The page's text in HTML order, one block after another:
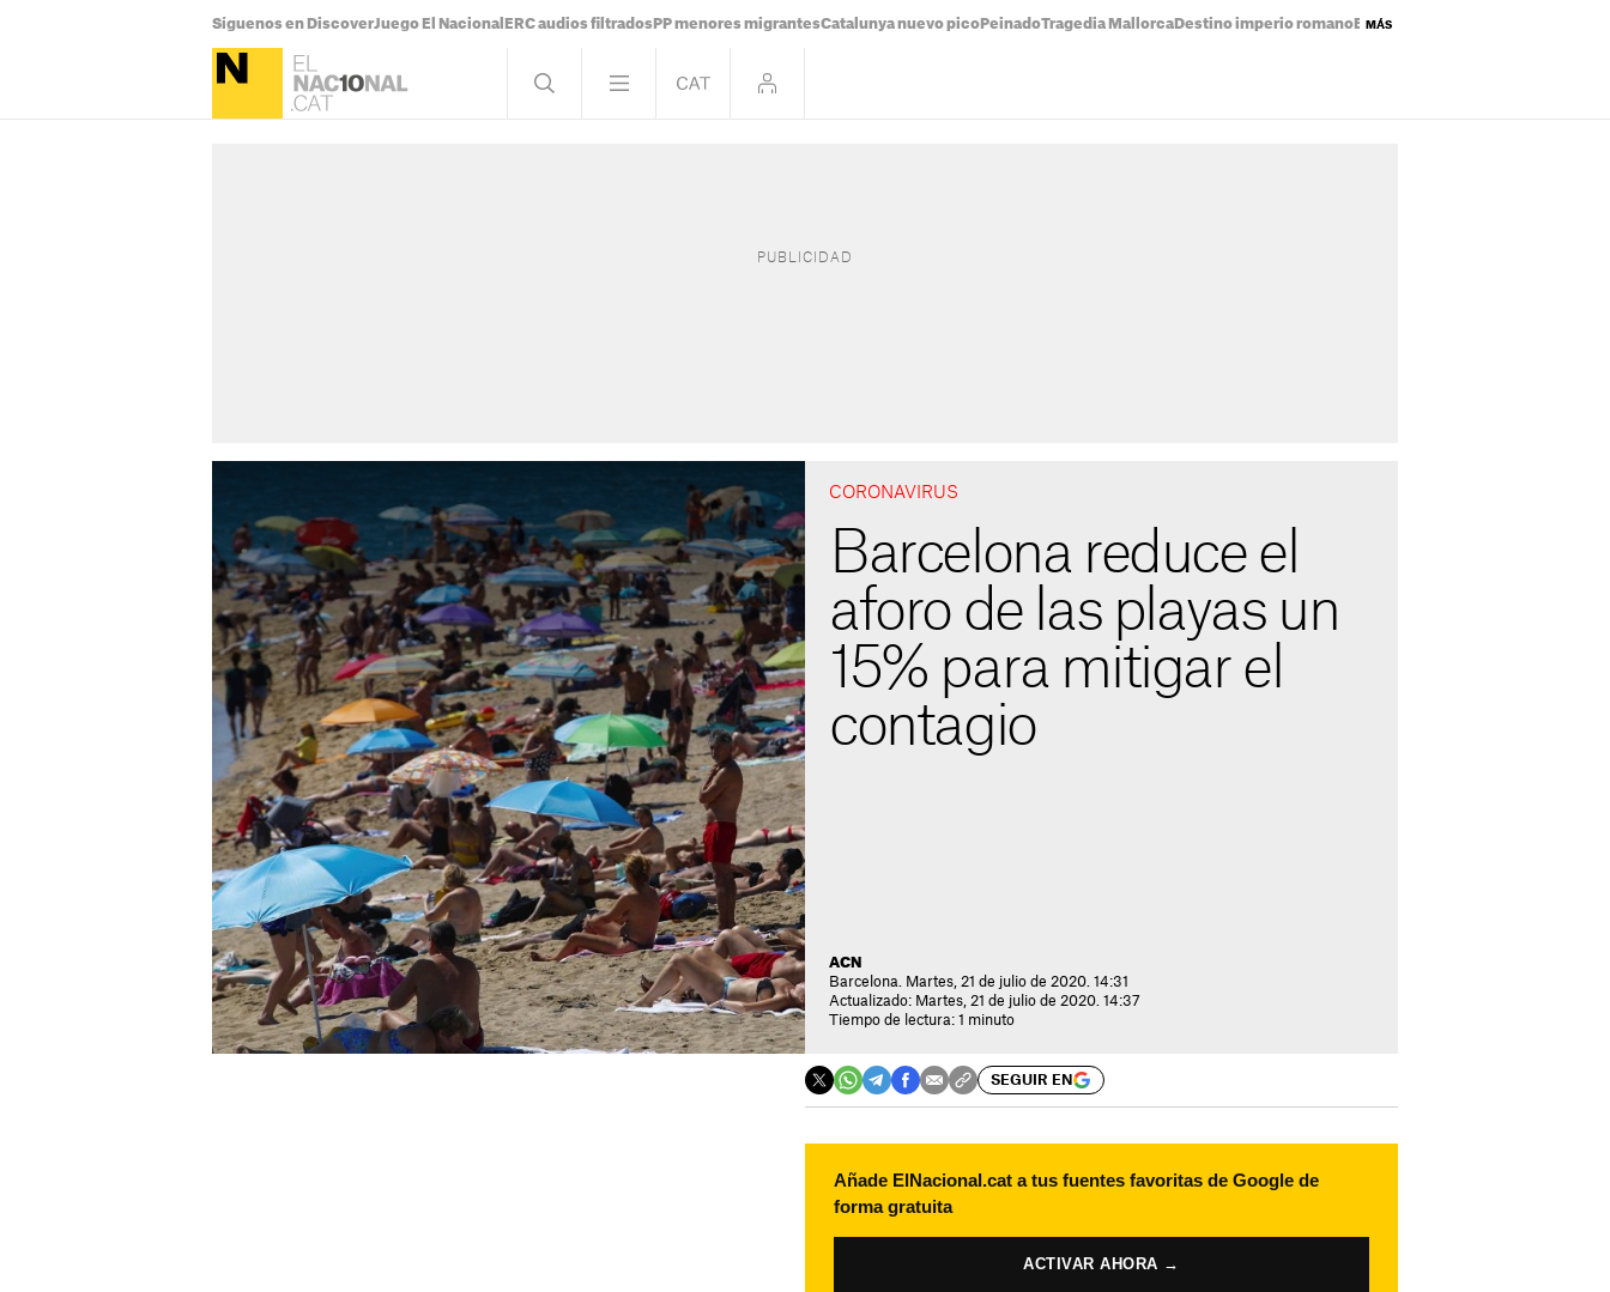
Síguenos en DiscoverJuego El Nacional ERC audios filtrados PP menores migrantesCatalunya nuevo pico PeinadoTragedia Mallorca Destino imperio romano Eclipse solar mapa
MÁS
CORONAVIRUS
Barcelona reduce el
aforo de las playas un
15% para mitigar el
contagio
ACN
Barcelona. Martes, 21 de julio de 2020. 14:31
Actualizado: Martes, 21 de julio de 2020. 14:37
Tiempo de lectura: 1 minuto
SEGUIR EN
Añade ElNacional.cat a tus fuentes favoritas de Google de
forma gratuita
ACTIVAR AHORA →